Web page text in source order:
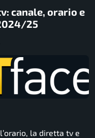
canale, orario e
25
la diretta tv e